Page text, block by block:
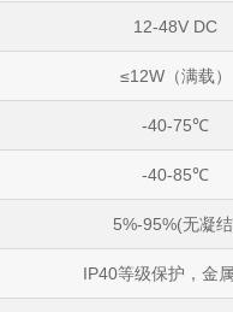
12-48V DC
≤12W（满载）
-40-75℃
-40-85℃
5%-95%(无凝结
IP40等级保护，金